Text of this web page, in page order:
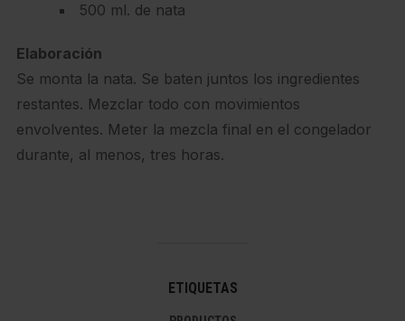
500 ml. de nata
Elaboración
Se monta la nata. Se baten juntos los ingredientes
restantes. Mezclar todo con movimientos
envolventes. Meter la mezcla final en el congelador
durante, al menos, tres horas.
ETIQUETAS